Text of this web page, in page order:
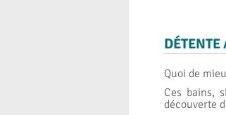
Quoi de
Ces bains,
découverte